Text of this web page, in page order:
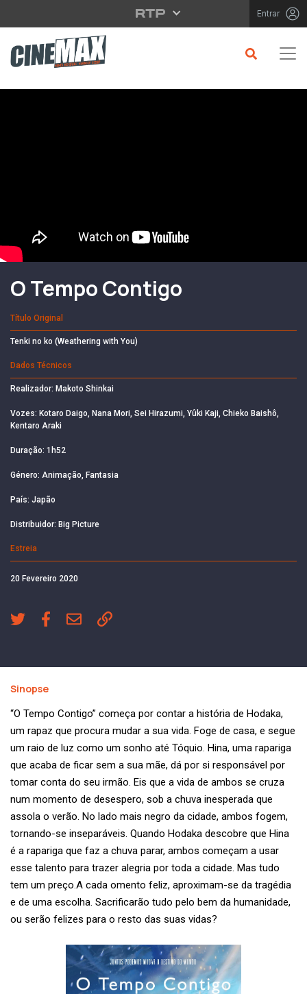
Saltar para o conteúdo principal Entrar
Filme em Cartaz
O Tempo Contigo
Título Original
Tenki no ko (Weathering with You)
Dados Técnicos
Realizador: Makoto Shinkai
Vozes: Kotaro Daigo, Nana Mori, Sei Hirazumi, Yûki Kaji, Chieko Baishô,
Kentaro Araki
Duração: 1h52
Género: Animação, Fantasia
País: Japão
Distribuidor: Big Picture
Estreia
20 Fevereiro 2020
Sinopse
“O Tempo Contigo” começa por contar a história de Hodaka,
um rapaz que procura mudar a sua vida. Foge de casa, e segue
um raio de luz como um sonho até Tóquio. Hina, uma rapariga
que acaba de ficar sem a sua mãe, dá por si responsável por
tomar conta do seu irmão. Eis que a vida de ambos se cruza
num momento de desespero, sob a chuva inesperada que
assola o verão. No lado mais negro da cidade, ambos fogem,
tornando-se inseparáveis. Quando Hodaka descobre que Hina
é a rapariga que faz a chuva parar, ambos começam a usar
esse talento para trazer alegria por toda a cidade. Mas tudo
tem um preço.A cada omento feliz, aproximam-se da tragédia
e de uma escolha. Sacrificarão tudo pelo bem da humanidade,
ou serão felizes para o resto das suas vidas?